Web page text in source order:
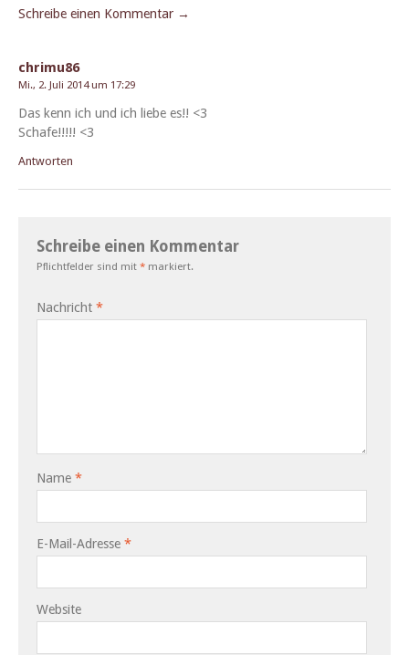
Schreibe einen Kommentar →
chrimu86
Mi., 2. Juli 2014 um 17:29
Das kenn ich und ich liebe es!! <3
Schafe!!!!! <3
Antworten
Schreibe einen Kommentar
Pflichtfelder sind mit * markiert.
Nachricht *
Name *
E-Mail-Adresse *
Website